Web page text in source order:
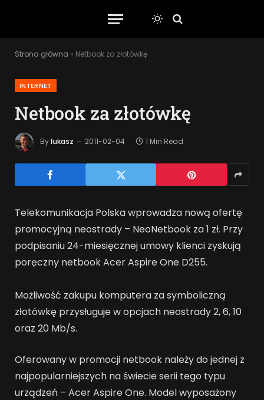
Strona główna » Netbook za złotówkę
INTERNET
Netbook za złotówkę
Bylukasz 2011-02-04 1 Min Read
Telekomunikacja Polska wprowadza nową ofertę
promocyjną neostrady – NeoNetbook za 1 zł. Przy
podpisaniu 24-miesięcznej umowy klienci zyskują
poręczny netbook Acer Aspire One D255.
Możliwość zakupu komputera za symboliczną
złotówkę przysługuje w opcjach neostrady 2, 6, 10
oraz 20 Mb/s.
Oferowany w promocji netbook należy do jednej z
najpopularniejszych na świecie serii tego typu
urządzeń – Acer Aspire One. Model wyposażony